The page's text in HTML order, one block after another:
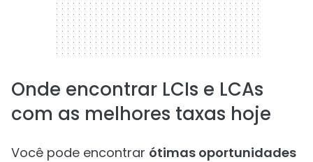
Onde encontrar LCIs e LCAs
com as melhores taxas hoje
Você pode encontrar ótimas oportunidades